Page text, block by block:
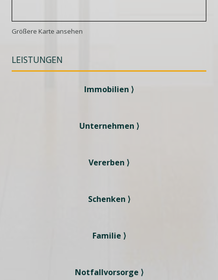
Größere Karte ansehen
LEISTUNGEN
Immobilien ⟩
Unternehmen ⟩
Vererben ⟩
Schenken ⟩
Familie ⟩
Notfallvorsorge ⟩